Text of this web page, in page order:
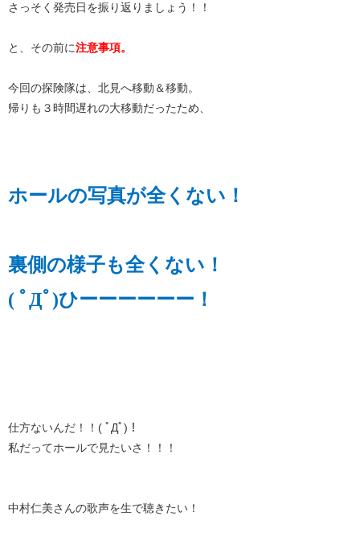
さっそく発売日を振り返りましょう！！
と、その前に注意事項。
今回の探険隊は、北見へ移動＆移動。
帰りも３時間遅れの大移動だったため、
ホールの写真が全くない！
裏側の様子も全くない！
( ﾟДﾟ)ひーーーーーー！
仕方ないんだ！！( ﾟДﾟ)！
私だってホールで見たいさ！！！
中村仁美さんの歌声を生で聴きたい！